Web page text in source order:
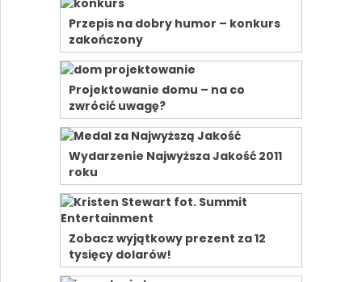
Przepis na dobry humor – konkurs
zakończony
Projektowanie domu – na co
zwrócić uwagę?
Wydarzenie Najwyższa Jakość 2011
roku
Zobacz wyjątkowy prezent za 12
tysięcy dolarów!